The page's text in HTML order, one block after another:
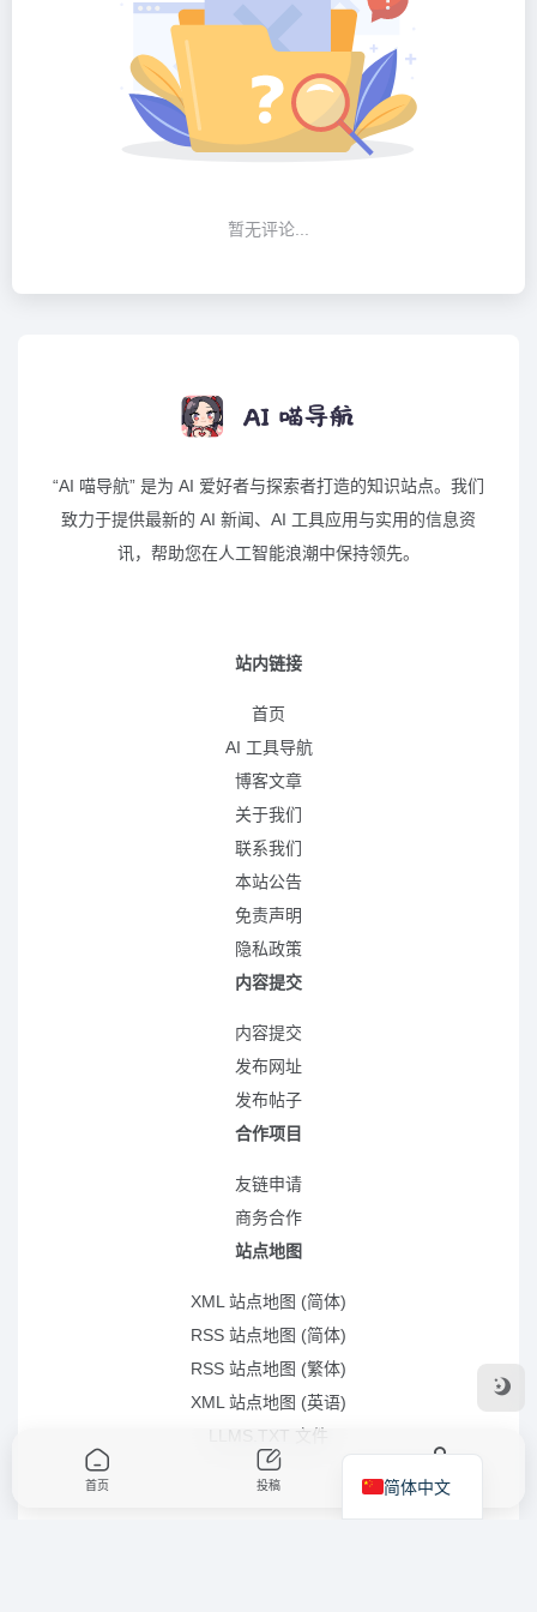
暂无评论...
“AI 喵导航” 是为 AI 爱好者与探索者打造的知识站点。我们
致力于提供最新的 AI 新闻、AI 工具应用与实用的信息资
讯，帮助您在人工智能浪潮中保持领先。
站内链接
首页
AI 工具导航
博客文章
关于我们
联系我们
本站公告
免责声明
隐私政策
内容提交
内容提交
发布网址
发布帖子
合作项目
友链申请
商务合作
站点地图
XML 站点地图 (简体)
RSS 站点地图 (简体)
RSS 站点地图 (繁体)
XML 站点地图 (英语)
首页 投稿 我的
简体中文